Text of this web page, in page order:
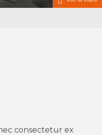
favoris
consectetur ex